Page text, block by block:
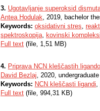
3. Ugotavljanje superoksid
Antea Hodulak, 2019, bachelor
Keywords: oksidativni stres,
spektroskopija, kovinski kompleksi
Full text (file, 1,51 MB)
4. Priprava NCN kleščastih
David Bezlaj, 2020,
Keywords: NCN kleščasti ligandi,
Full text (file, 994,31 KB)